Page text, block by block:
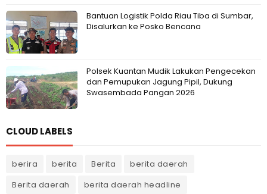
Bantuan Logistik Polda Riau Tiba di Sumbar,
Disalurkan ke Posko Bencana
Polsek Kuantan Mudik Lakukan Pengecekan
dan Pemupukan Jagung Pipil, Dukung
Swasembada Pangan 2026
CLOUD LABELS
berira berita Berita
berita daerah
Berita daerah
berita daerah headline